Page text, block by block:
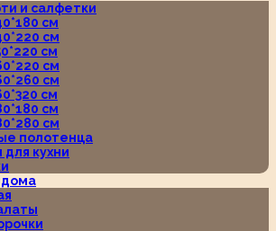
и салфетки
см
см
см
см
см
см
см
см
полотенца
для кухни